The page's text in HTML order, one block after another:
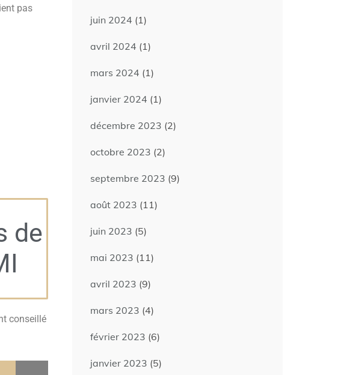
pas
de
conseillé
juin 2024 (1)
avril 2024 (1)
mars 2024 (1)
janvier 2024 (1)
décembre 2023 (2)
octobre 2023 (2)
septembre 2023 (9)
août 2023 (11)
juin 2023 (5)
mai 2023 (11)
avril 2023 (9)
mars 2023 (4)
février 2023 (6)
janvier 2023 (5)